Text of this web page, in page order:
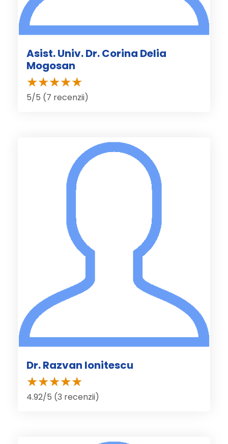
Asist. Univ. Dr. Corina Delia
Mogosan
5/5 (7 recenzii)
Dr. Razvan Ionitescu
4.92/5 (3 recenzii)